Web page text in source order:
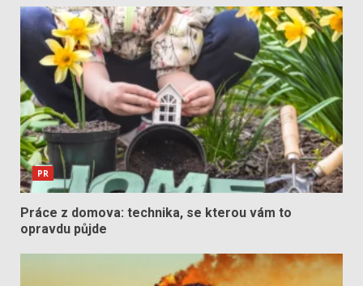
PR
Práce z domova: technika, se kterou vám to
opravdu půjde